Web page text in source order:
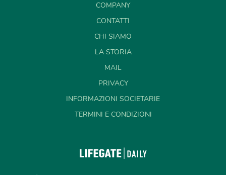
COMPANY
CONTATTI
CHI SIAMO
LA STORIA
MAIL
PRIVACY
INFORMAZIONI SOCIETARIE
TERMINI E CONDIZIONI